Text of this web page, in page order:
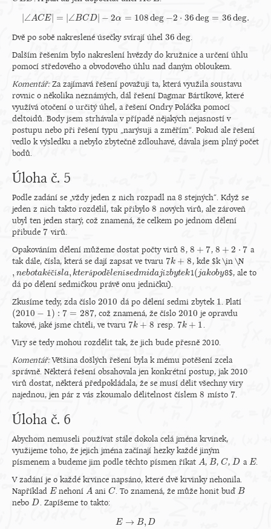
|∠ ACE| = |∠ BCD| − 2α = 108deg −2 ⋅ 36deg = 36deg.
|∠ ACE|=|∠B CD |−2α=108deg−2⋅ 36deg=36deg.
Dvě po sobě nakreslené úsečky svírají úhel 36 deg
36deg .
Dalším řešením bylo nakreslení hvězdy do kružnice a určení úhlu
pomocí středového a obvodového úhlu nad daným obloukem.
Komentář:Za zajímavá řešení považuji ta, která využila soustavu
rovnic o několika neznámých, dál řešení Dagmar Bártíkové, které
využívá otočení o určitý úhel, a řešení Ondry Poláčka pomocí
deltoidů. Body jsem strhávala v případě nějakých nejasností v
postupu nebo při řešení typu „narýsuji a změřím“. Pokud ale řešení
vedlo k výsledku a nebylo zbytečně zdlouhavé, dávala jsem plný počet
bodů.
Úloha č. 5
Podle zadání se „vždy jeden z nich rozpadl na 8 stejných“. Když se
jeden z nich takto rozdělil, tak přibylo 8
8 nových virů, ale zároveň
ubyl ten jeden starý, což znamená, že celkem po jednom dělení
přibude 7
7 virů.
Opakováním dělení můžeme dostat počty virů 8
8, 8 + 7
8+7 , 8 + 2 ⋅ 7
8+2⋅ 7
a
tak dále, čísla, která se dají zapsat ve tvaru 7k + 8
7k+8 , kde $k \in \N
, nebotakéčísla, kterápodělenísedmidajízbytek
,nebotakéčísla,kterápodělenísedmidajízbytek 1(jakoby
(jakoby 8$, ale to
dá po dělení sedmičkou právě onu jedničku).
Zkusíme tedy, zda číslo 2010
2010 dá po dělení sedmi zbytek 1
1. Platí
(2010 − 1) : 7 = 287
(2010− 1) 7=287 , což znamená, že číslo 2010
2010 je opravdu
takové, jaké jsme chtěli, ve tvaru 7k + 8
7k+8 resp. 7k + 1
7k+1
.
Viry se tedy mohou rozdělit tak, že jich bude přesně 2010.
Komentář:Většina došlých řešení byla k mému potěšení zcela
správně. Některá řešení obsahovala jen konkrétní postup, jak 2010
virů dostat, některá předpokládala, že se musí dělit všechny viry
najednou, jen pár z vás zkoumalo dělitelnost číslem 8
8 místo 7
7.
Úloha č. 6
Abychom nemuseli používat stále dokola celá jména krvinek,
využijeme toho, že jejich jména začínají hezky každé jiným
písmenem a budeme jim podle těchto písmen říkat A
A ,B
B ,C
C ,D
D a E
E.
V zadání je o každé krvince napsáno, které dvě krvinky nehonila.
Například E
EnehoníA
A aniC
C . To znamená, že může honit buďB
B
nebo D
D . Zapíšeme to takto:
E → B, D
E→ B,D